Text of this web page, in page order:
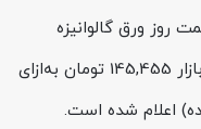
در تاریخ 16 مرداد 1405، قیمت روز ورق گالوانیزه
هفت‌الماس ضخامت 0.7 عرض 1000 در بازار 145,455 تومان به‌ازای
اعلام شده است.